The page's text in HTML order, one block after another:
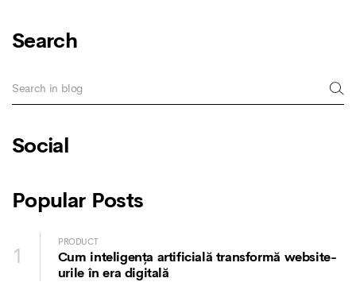
Search
Social
Popular Posts
1
PRODUCT
Cum inteligența artificială transformă website-
urile în era digitală